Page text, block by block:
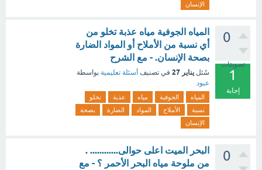
الإنسان
0
تصويتات
1
إجابة
المياه الجوفية مياه عذبة تخلو من
أي نسبة من الأملاح أو المواد الضارة
بصحة الإنسان. - مع الشرح
سُئل يناير 27 في تصنيف أسئلة تعليمية بواسطة
عبود
المياه الجوفية مياه عذبة
تخلو
نسبة
الأملاح المواد الضارة
بصحة
الإنسان
0
البحر الميت اعلى حوالى............ .
من ملوحة مياه البحر الأحمر ؟ - مع